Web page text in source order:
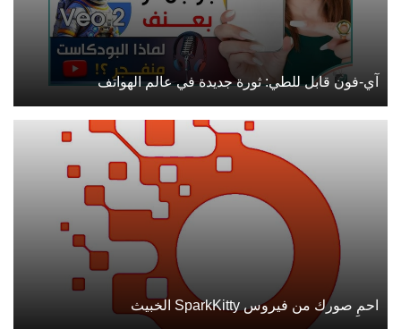
آي-فون قابل للطي: ثورة جديدة في عالم الهواتف
احمِ صورك من فيروس SparkKitty الخبيث